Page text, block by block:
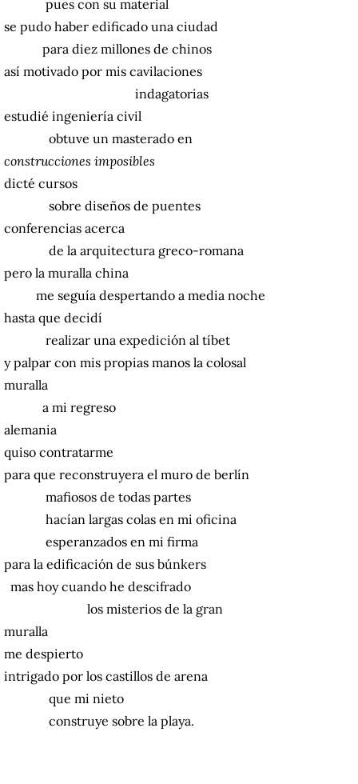
pues con su material
se pudo haber edificado una ciudad
para diez millones de chinos
así motivado por mis cavilaciones
indagatorias
estudié ingeniería civil
obtuve un masterado en
construcciones imposibles
dicté cursos
sobre diseños de puentes
conferencias acerca
de la arquitectura greco-romana
pero la muralla china
me seguía despertando a media noche
hasta que decidí
realizar una expedición al tíbet
y palpar con mis propias manos la colosal
muralla
a mi regreso
alemania
quiso contratarme
para que reconstruyera el muro de berlín
mafiosos de todas partes
hacían largas colas en mi oficina
esperanzados en mi firma
para la edificación de sus búnkers
mas hoy cuando he descifrado
los misterios de la gran
muralla
me despierto
intrigado por los castillos de arena
que mi nieto
construye sobre la playa.